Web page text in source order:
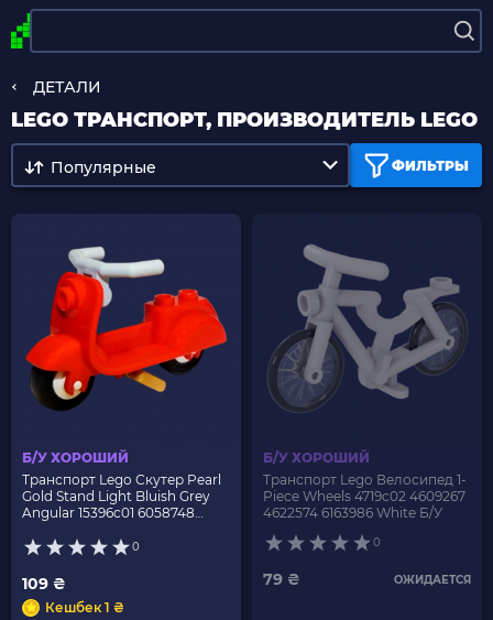
ДЕТАЛИ
LEGO ТРАНСПОРТ, ПРОИЗВОДИТЕЛЬ LEGO
ФИЛЬТРЫ
Популярные
Б/У ХОРОШИЙ
Транспорт Lego Скутер Pearl
Gold Stand Light Bluish Grey
Angular 15396c01 6058748
Б/У
0
109 ₴
Кешбек 1 ₴
Б/У ХОРОШИЙ
Транспорт Lego Велосипед 1-
Piece Wheels 4719c02 4609267
4622574 6163986 White Б/У
0
79 ₴ ОЖИДАЕТСЯ